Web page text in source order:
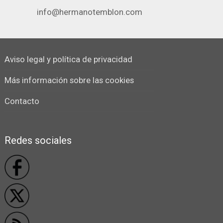
info@hermanotemblon.com
Aviso legal y política de privacidad
Más información sobre las cookies
Contacto
Redes sociales